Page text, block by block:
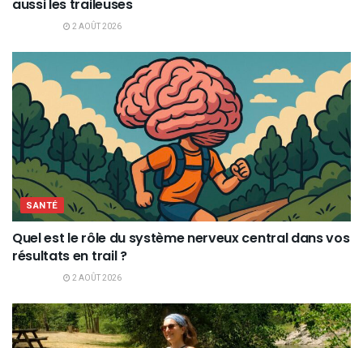
aussi les traileuses
2 AOÛT 2026
SANTÉ
Quel est le rôle du système nerveux central dans vos
résultats en trail ?
2 AOÛT 2026